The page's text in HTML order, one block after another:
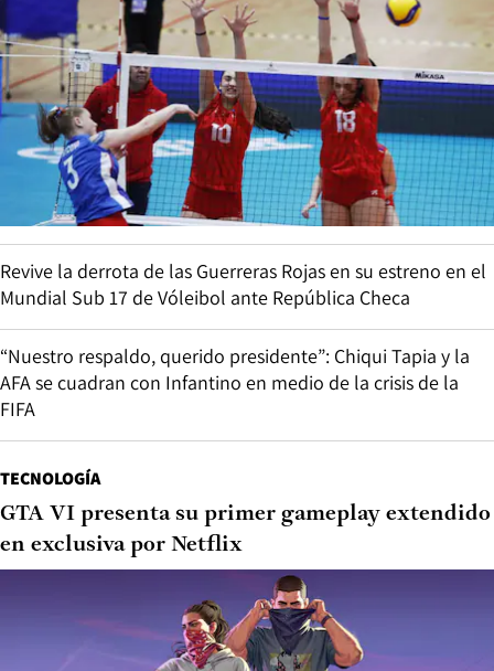
Revive la derrota de las Guerreras Rojas en su estreno en el
Mundial Sub 17 de Vóleibol ante República Checa
“Nuestro respaldo, querido presidente”: Chiqui Tapia y la
AFA se cuadran con Infantino en medio de la crisis de la
FIFA
TECNOLOGÍA
GTA VI presenta su primer gameplay extendido
en exclusiva por Netflix